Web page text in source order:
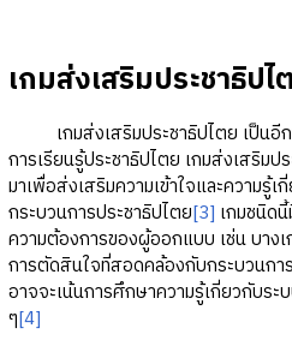
เกมส่งเสริมประชาธิปไ
เกมส่งเสริมประชาธิปไตย เป็นอีก
การเรียนรู้ประชาธิปไตย เกมส่งเสริม
มาเพื่อส่งเสริมความเข้าใจและความรู้เ
กระบวนการประชาธิปไตย[3] เกมชนิด
ความต้องการของผู้ออกแบบ เช่น บาง
การตัดสินใจที่สอดคล้องกับกระบวนกา
อาจจะเน้นการศึกษาความรู้เกี่ยวกับระ
ๆ[4]